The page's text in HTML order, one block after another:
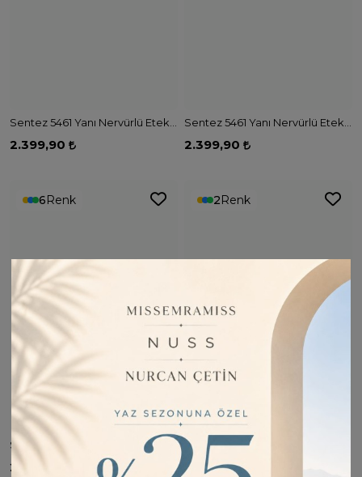
Sentez 5461 Yanı Nervürlü Etek - KAHVE
2.399,90
Sentez 5461 Yanı Nervürlü Etek - TAŞ
2.399,90
6 Renk
2.399,90
2 Renk
4.799,90